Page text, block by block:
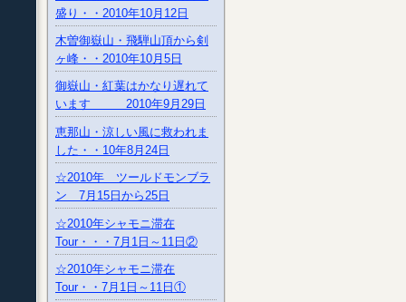
盛り・・2010年10月12日
木曽御嶽山・飛騨山頂から剣
ヶ峰・・2010年10月5日
御嶽山・紅葉はかなり遅れて
います 2010年9月29日
恵那山・涼しい風に救われま
した・・10年8月24日
☆2010年 ツールドモンブラ
ン 7月15日から25日
☆2010年シャモニ滞在
Tour・・・7月1日～11日②
☆2010年シャモニ滞在
Tour・・7月1日～11日①